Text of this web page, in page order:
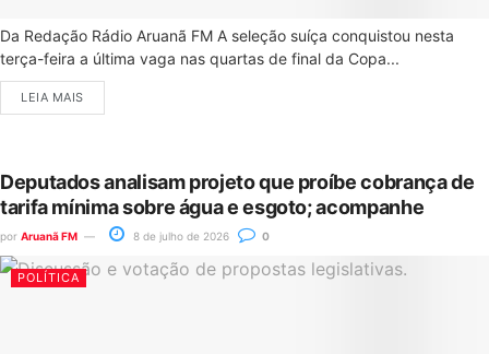
Da Redação Rádio Aruanã FM A seleção suíça conquistou nesta
terça-feira a última vaga nas quartas de final da Copa...
LEIA MAIS
Deputados analisam projeto que proíbe cobrança de
tarifa mínima sobre água e esgoto; acompanhe
por Aruanã FM 8 de julho de 2026 0
POLÍTICA